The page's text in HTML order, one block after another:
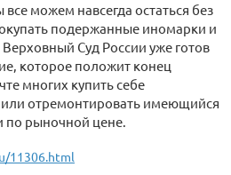
можем навсегда остаться без
подержанные иномарки и
Верховный Суд России уже готов
которое положит конец
многих купить себе
отремонтировать имеющийся
по рыночной цене.
11306.html